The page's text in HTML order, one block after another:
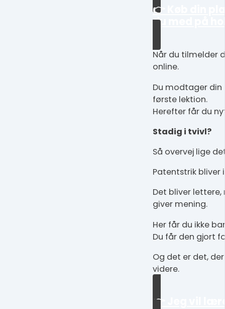
👉 Køb din
du med på
Når du tilmelder
online.
Du modtager
første lektion.
Herefter får du
Stadig i tvivl?
Så overvej lige
Patentstrik bliver
Det bliver
giver mening.
Her får du ikke
Du får den gjort
Og det er det,
videre.
👉 Jeg vil